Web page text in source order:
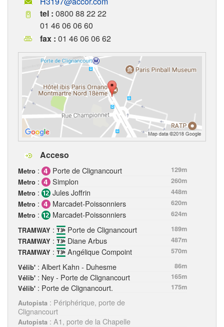
tel : 0800 88 22 22
01 46 06 06 60
fax : 01 46 06 06 62
Acceso
Metro : Porte de Clignancourt
129m
Metro : Simplon
260m
Metro : Jules Joffrin
448m
Metro : Marcadet-Poissonniers
620m
Metro : Marcadet-Poissonniers
624m
TRAMWAY : Porte de Clignancourt
189m
TRAMWAY : Diane Arbus
487m
TRAMWAY : Angélique Compoint
570m
Vélib' : Albert Kahn - Duhesme
86m
Vélib' : Ney - Porte de Clignancourt
165m
Vélib' : Porte de Clignancourt.
175m
Autopista : Périphérique, porte de
Clignancourt
Autopista : A1, porte de la Chapelle